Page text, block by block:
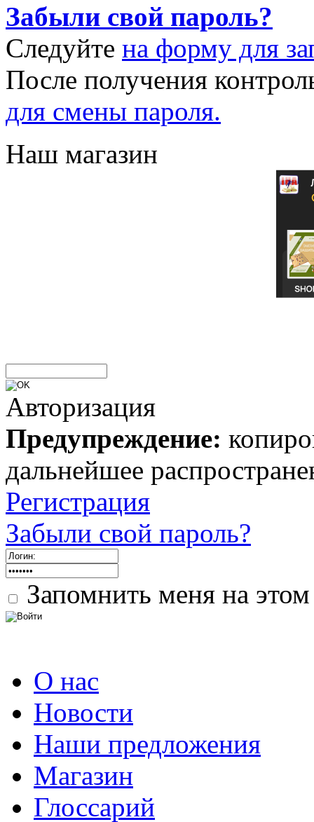
Забыли свой пароль?
Следуйте на форму для
После получения
для смены пароля.
Наш магазин
Авторизация
Предупреждение:
дальнейшее
Регистрация
Забыли свой пароль?
Запомнить меня на
О нас
Новости
Наши предложения
Магазин
Глоссарий